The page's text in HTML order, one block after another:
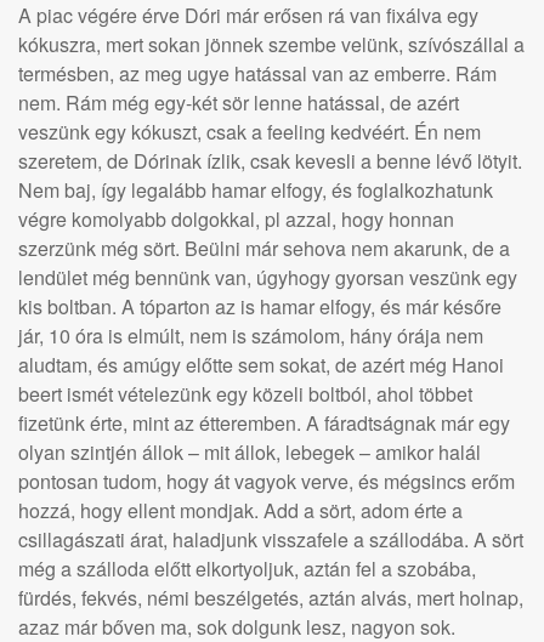
A piac végére érve Dóri már erősen rá van fixálva egy
kókuszra, mert sokan jönnek szembe velünk, szívószállal a
termésben, az meg ugye hatással van az emberre. Rám
nem. Rám még egy-két sör lenne hatással, de azért
veszünk egy kókuszt, csak a feeling kedvéért. Én nem
szeretem, de Dórinak ízlik, csak kevesli a benne lévő lötyit.
Nem baj, így legalább hamar elfogy, és foglalkozhatunk
végre komolyabb dolgokkal, pl azzal, hogy honnan
szerzünk még sört. Beülni már sehova nem akarunk, de a
lendület még bennünk van, úgyhogy gyorsan veszünk egy
kis boltban. A tóparton az is hamar elfogy, és már későre
jár, 10 óra is elmúlt, nem is számolom, hány órája nem
aludtam, és amúgy előtte sem sokat, de azért még Hanoi
beert ismét vételezünk egy közeli boltból, ahol többet
fizetünk érte, mint az étteremben. A fáradtságnak már egy
olyan szintjén állok – mit állok, lebegek – amikor halál
pontosan tudom, hogy át vagyok verve, és mégsincs erőm
hozzá, hogy ellent mondjak. Add a sört, adom érte a
csillagászati árat, haladjunk visszafele a szállodába. A sört
még a szálloda előtt elkortyoljuk, aztán fel a szobába,
fürdés, fekvés, némi beszélgetés, aztán alvás, mert holnap,
azaz már bőven ma, sok dolgunk lesz, nagyon sok.